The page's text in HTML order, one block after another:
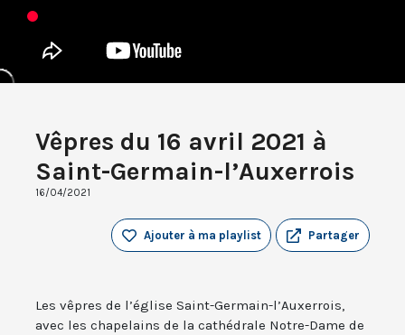
Vêpres du 16 avril 2021 à
Saint-Germain-l’Auxerrois
16/04/2021
Partager
Ajouter à ma playlist
Les vêpres de l’église Saint-Germain-l’Auxerrois,
avec les chapelains de la cathédrale Notre-Dame de